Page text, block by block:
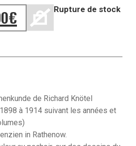
était : 12,00€.
€ est : 7,00€.
Rupture de stock
de Richard Knötel
à 1914 suivant les années et
in Rathenow.